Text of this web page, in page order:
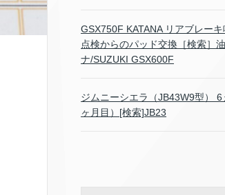
GSX750F KATANA リアブレー
点検からのパッド交換［検索］
ナ/SUZUKI GSX600F
ジムニーシエラ（JB43W9型）
ヶ月目）[検索]JB23